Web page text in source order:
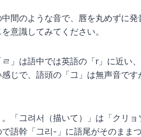
間のような音で、唇を丸めずに
意識してみてください。
」は語中では英語の「r」に近い
じで、語頭の「그」は無声音で
「그려서（描いて）」は「クリ
語幹「그리-」に語尾がそのまま